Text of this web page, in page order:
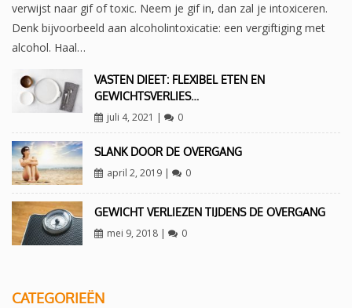
verwijst naar gif of toxic. Neem je gif in, dan zal je intoxiceren.
Denk bijvoorbeeld aan alcoholintoxicatie: een vergiftiging met
alcohol. Haal…
VASTEN DIEET: FLEXIBEL ETEN EN
GEWICHTSVERLIES…
juli 4, 2021 | 0
SLANK DOOR DE OVERGANG
april 2, 2019| 0
GEWICHT VERLIEZEN TIJDENS DE OVERGANG
mei 9, 2018| 0
CATEGORIEËN